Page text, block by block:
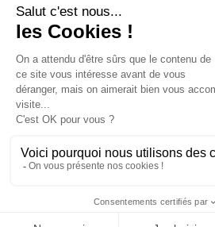
Conditions d’utilisation
Cookies
2026 SEFE Energy159 rue Anatole
Levallois-Perret, France
L'énergie est notre avenir,